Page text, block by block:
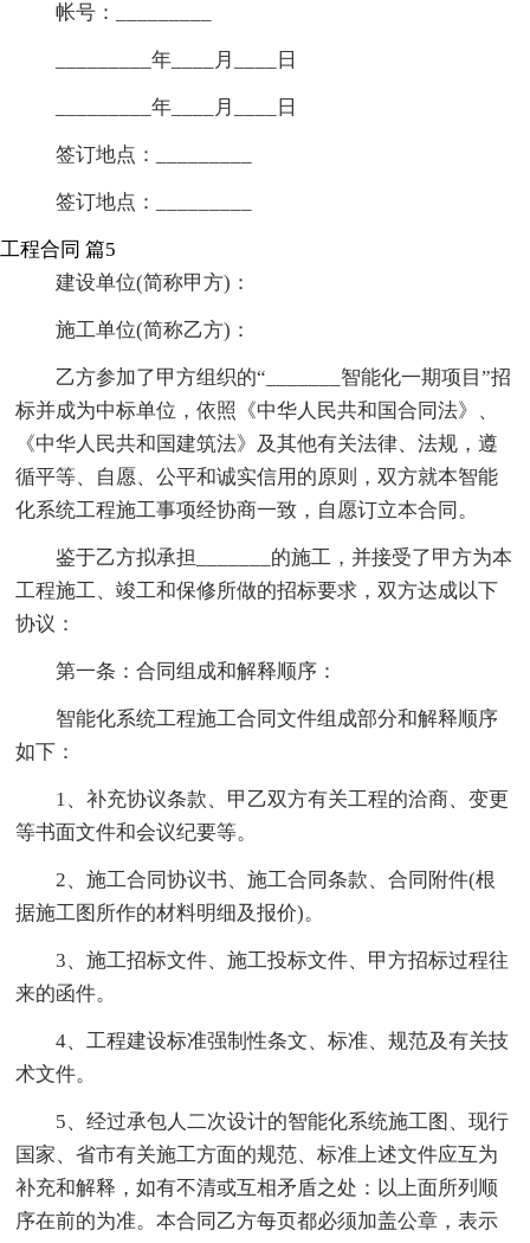
帐号：_________
_________年____月____日
_________年____月____日
签订地点：_________
签订地点：_________
工程合同 篇5
建设单位(简称甲方)：
施工单位(简称乙方)：
乙方参加了甲方组织的“_______智能化一期项目”招
标并成为中标单位，依照《中华人民共和国合同法》、
《中华人民共和国建筑法》及其他有关法律、法规，遵
循平等、自愿、公平和诚实信用的原则，双方就本智能
化系统工程施工事项经协商一致，自愿订立本合同。
鉴于乙方拟承担_______的施工，并接受了甲方为本
工程施工、竣工和保修所做的招标要求，双方达成以下
协议：
第一条：合同组成和解释顺序：
智能化系统工程施工合同文件组成部分和解释顺序
如下：
1、补充协议条款、甲乙双方有关工程的洽商、变更
等书面文件和会议纪要等。
2、施工合同协议书、施工合同条款、合同附件(根
据施工图所作的材料明细及报价)。
3、施工招标文件、施工投标文件、甲方招标过程往
来的函件。
4、工程建设标准强制性条文、标准、规范及有关技
术文件。
5、经过承包人二次设计的智能化系统施工图、现行
国家、省市有关施工方面的规范、标准上述文件应互为
补充和解释，如有不清或互相矛盾之处：以上面所列顺
序在前的为准。本合同乙方每页都必须加盖公章，表示